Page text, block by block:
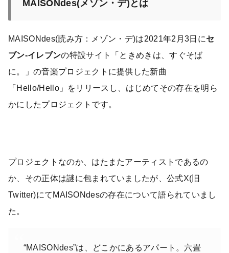
MAISONdes(メゾン・デ)とは
MAISONdes(読み方：メゾン・デ)は2021年2月3日にセ
ブン-イレブンの特設サイト「ときめきは、すぐそば
に。」の音楽プロジェクトに提供した新曲
「Hello/Hello」をリリースし、はじめてその存在を明ら
かにしたプロジェクトです。
プロジェクトなのか、はたまたアーティストであるの
か、その正体は謎に包まれていましたが、公式X(旧
Twitter)にてMAISONdesの存在について語られていまし
た。
“MAISONdes”は、どこかにあるアパート。六畳